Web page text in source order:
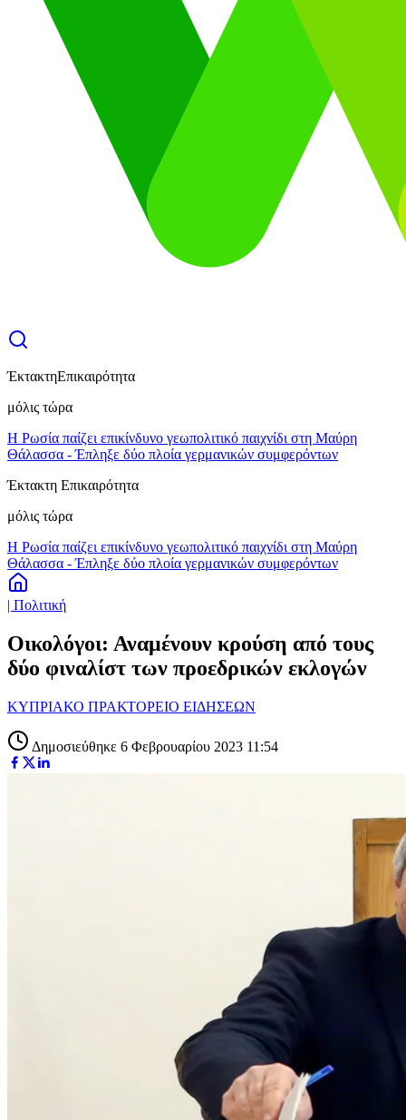
ΈκτακτηΕπικαιρότητα
μόλις τώρα
Η Ρωσία παίζει επικίνδυνο γεωπολιτικό παιχνίδι στη Μαύρη
Θάλασσα - Έπληξε δύο πλοία γερμανικών συμφερόντων
Έκτακτη Επικαιρότητα
μόλις τώρα
Η Ρωσία παίζει επικίνδυνο γεωπολιτικό παιχνίδι στη Μαύρη
Θάλασσα - Έπληξε δύο πλοία γερμανικών συμφερόντων
| Πολιτική
Οικολόγοι: Αναμένουν κρούση από τους
δύο φιναλίστ των προεδρικών εκλογών
ΚΥΠΡΙΑΚΟ ΠΡΑΚΤΟΡΕΙΟ ΕΙΔΗΣΕΩΝ
Δημοσιεύθηκε 6 Φεβρουαρίου 2023 11:54